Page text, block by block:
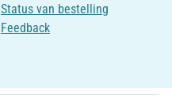
Status van bestelling
Feedback